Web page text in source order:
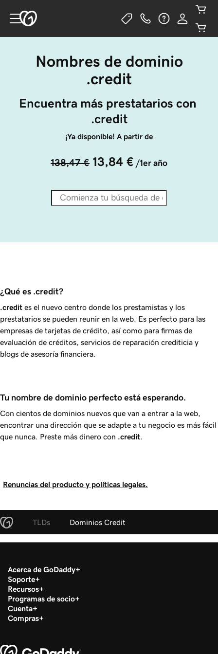
Nombres de dominio
.credit
Encuentra más prestatarios con
.credit
¡Ya disponible! A partir de
138,47 € 13,84 € /1er año
¿Qué es .credit?
.credit es el nuevo centro donde los prestamistas y los
prestatarios se pueden reunir en la web. Es perfecto para las
empresas de tarjetas de crédito, así como para firmas de
evaluación de créditos, servicios de reparación crediticia y
blogs de asesoría financiera.
Tu nombre de dominio perfecto está esperando.
Con cientos de dominios nuevos que van a entrar a la web,
encontrar una dirección que se adapte a tu negocio es más fácil
que nunca. Preste más dinero con .credit
Renuncias del producto y políticas legales.
TLDs Dominios Credit
Acerca de GoDaddy
Soporte
Recursos
Programas de socio
Cuenta
Compras